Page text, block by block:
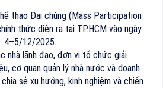
thao Đại chúng (Mass Participation
thức diễn ra tại TP.HCM vào ngày
4–5/12/2025.
nhà lãnh đạo, đơn vị tổ chức giải
cơ quan quản lý nhà nước và doanh
sẻ xu hướng, kinh nghiệm và chiến